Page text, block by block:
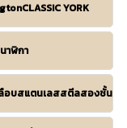
YORK
นาฬิกา
อบสแตนเลสสตีลสองชั้น